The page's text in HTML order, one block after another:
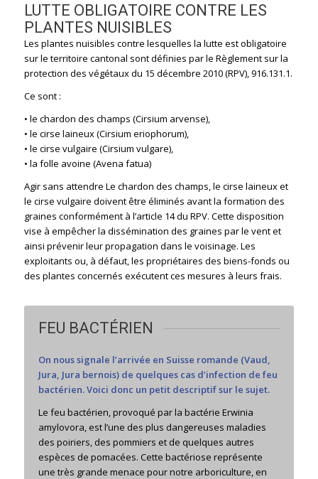
LUTTE OBLIGATOIRE CONTRE LES
PLANTES NUISIBLES
Les plantes nuisibles contre lesquelles la lutte est obligatoire
sur le territoire cantonal sont définies par le Règlement sur la
protection des végétaux du 15 décembre 2010 (RPV), 916.131.1.
Ce sont :
• le chardon des champs (Cirsium arvense),
• le cirse laineux (Cirsium eriophorum),
• le cirse vulgaire (Cirsium vulgare),
• la folle avoine (Avena fatua)
Agir sans attendre Le chardon des champs, le cirse laineux et
le cirse vulgaire doivent être éliminés avant la formation des
graines conformément à l’article 14 du RPV. Cette disposition
vise à empêcher la dissémination des graines par le vent et
ainsi prévenir leur propagation dans le voisinage. Les
exploitants ou, à défaut, les propriétaires des biens-fonds ou
des plantes concernés exécutent ces mesures à leurs frais.
FEU BACTÉRIEN
On nous signale l’arrivée en Suisse romande (Vaud,
Jura, Jura bernois) de quelques cas d’infection de feu
bactérien. Voici donc un petit descriptif sur le sujet.
Le feu bactérien, provoqué par la bactérie Erwinia
amylovora, est l’une des plus dangereuses maladies
des poiriers, des pommiers et de quelques autres
espèces de pomacées. Cette bactériose représente
une très grande menace pour notre arboriculture, en
CONTACT
Contactez Nous
Administration site
ADMINISTRATION COMMUNALE
Place centrale 5 / Case postale 12
1305 Penthalaz
Téléphone 021 863 20 50